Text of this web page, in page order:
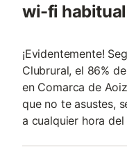
wi-fi
¡Evidentemente!
Clubrural, el 86%
en Comarca de
que no te asustes,
a cualquier hora del